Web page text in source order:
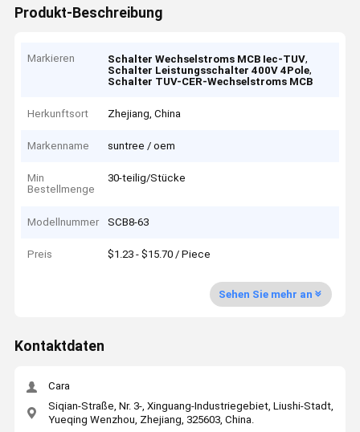
Produkt-Beschreibung
Markieren Schalter Wechselstroms MCB Iec-TUV,
Schalter Leistungsschalter 400V 4Pole,
Schalter TUV-CER-Wechselstroms MCB
Herkunftsort Zhejiang, China
Markenname suntree / oem
Min
Bestellmenge
30-teilig/Stücke
Modellnummer SCB8-63
Preis $1.23 - $15.70 / Piece
Sehen Sie mehr an
Kontaktdaten
Cara
Siqian-Straße, Nr. 3-, Xinguang-Industriegebiet, Liushi-Stadt,
Yueqing Wenzhou, Zhejiang, 325603, China.